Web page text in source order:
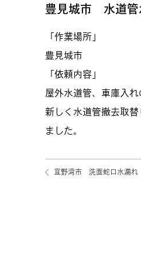
豊見城市 水道管
「作業場所」
豊見城市
「依頼内容」
屋外水道管、車庫入
新しく水道管撤去取
ました。
宜野湾市 洗面蛇口水漏れ